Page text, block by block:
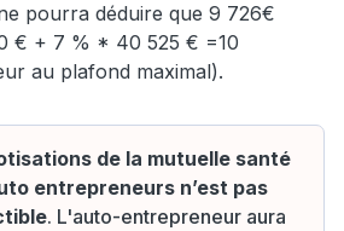
pourra déduire que 9 726€
€ + 7 % * 40 525 € =10
au plafond maximal).
de la mutuelle santé
entrepreneurs n’est pas
. L'auto-entrepreneur aura